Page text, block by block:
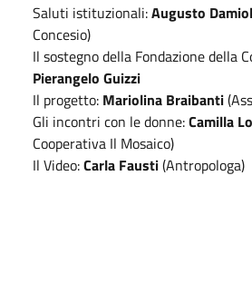
Saluti istituzionali:Augusto
Concesio)
Il sostegno della Fondazione della
Pierangelo Guizzi
Il progetto: Mariolina Braibanti
Gli incontri con le donne:Camilla
Cooperativa Il Mosaico)
Il Video:Carla Fausti(Antropologa)